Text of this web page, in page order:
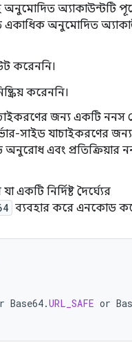
অ্যাকাউন্টটি
একাধিক অনুমোদিত
করেননি।
করেননি।
জন্য একটি ননস
সাইড যাচাইকরণের
অনুরোধ এবং প্রতিক্রিয়ার
নির্দিষ্ট দৈর্ঘ্যের
ব্যবহার করে এনকোড
Base64.URL_SAFE or